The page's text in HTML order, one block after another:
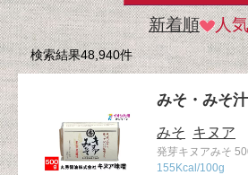
新着順 人
検索結果48,940件
みそ・みそ
みそ キヌア
発芽キヌアみそ
155Kcal/100g